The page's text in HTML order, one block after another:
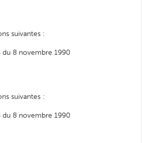
suivantes :
8 novembre 1990
suivantes :
8 novembre 1990